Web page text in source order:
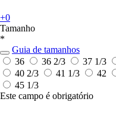
+0
Tamanho
*
Guia de tamanhos
36
36 2/3 37 1/3
40 2/3
41 1/3 42
45 1/3
Este campo é obrigatório